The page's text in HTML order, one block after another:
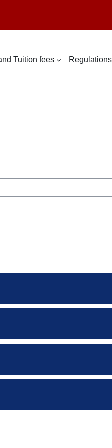
Tuition fees Regulations